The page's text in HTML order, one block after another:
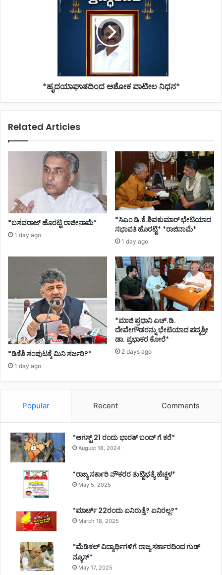
*ಹೃದಯಾಘಾತದಿಂದ ಅಶೋಕ ಪಾಟೀಲ ನಿಧನ*
Related Articles
*ಬಸವರಾಜ್ ಹೊರಟ್ಟಿ ರಾಜೀನಾಮೆ*
1 day ago
*ಸಿಎಂ ಡಿ.ಕೆ.ಶಿವಕುಮಾರ್ ಭೇಟಿಯಾದ
ಸಭಾಪತಿ ಹೊರಟ್ಟಿ* *ರಾಜಿನಾಮೆ*
1 day ago
*ಡಿಕೆಶಿ ಸಂಪುಟಕ್ಕೆ ಮಿನಿ ಸರ್ಜರಿ?*
1 day ago
*ಮಾಜಿ ಪ್ರಧಾನಿ ಎಚ್.ಡಿ.
ದೇವೇಗೌಡರನ್ನು ಭೇಟಿಯಾದ ಪದ್ಮಶ್ರೀ
ಡಾ. ಪ್ರಭಾಕರ ಕೋರೆ*
2 days ago
Popular Recent Comments
*ಆಗಸ್ಟ್ 21 ರಂದು ಭಾರತ್‌ ಬಂದ್‌ ಗೆ ಕರೆ*
August 18, 2024
*ರಾಜ್ಯ ಸರ್ಕಾರಿ ನೌಕರರ ತುಟ್ಟಿಭತ್ಯೆ ಹೆಚ್ಚಳ*
May 5, 2025
*ಮಾರ್ಚ್ 22ರಂದು ಏನಿರುತ್ತೆ? ಏನಿರಲ್ಲ?*
March 18, 2025
*ಮೆಡಿಕಲ್ ವಿದ್ಯಾರ್ಥಿಗಳಿಗೆ ರಾಜ್ಯ ಸರ್ಕಾರದಿಂದ ಗುಡ್
ನ್ಯೂಸ್*
May 17, 2025